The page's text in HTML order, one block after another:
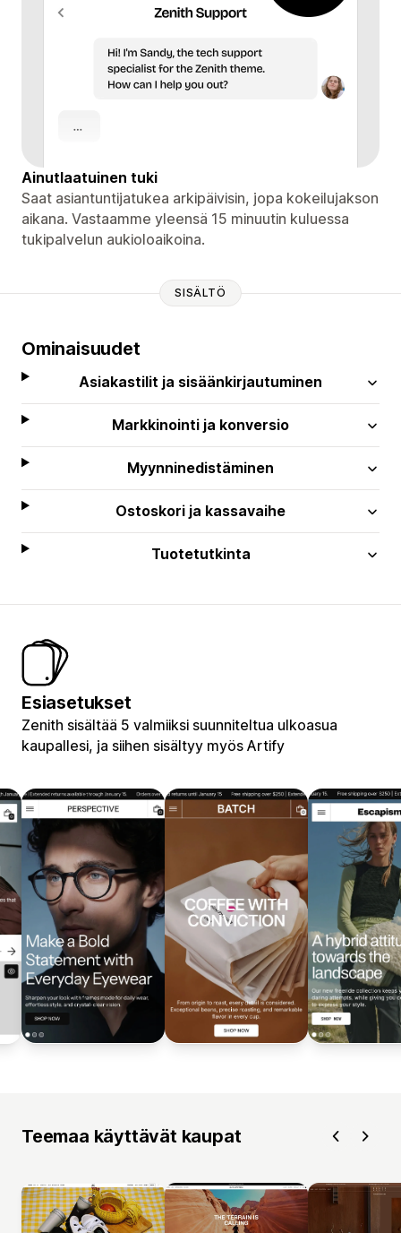
Ainutlaatuinen tuki
Saat asiantuntijatukea arkipäivisin, jopa kokeilujakson
aikana. Vastaamme yleensä 15 minuutin kuluessa
tukipalvelun aukioloaikoina.
SISÄLTÖ
Ominaisuudet
Asiakastilit ja sisäänkirjautuminen
Markkinointi ja konversio
Myynninedistäminen
Ostoskori ja kassavaihe
Tuotetutkinta
Esiasetukset
Zenith sisältää 5 valmiiksi suunniteltua ulkoasua
kaupallesi, ja siihen sisältyy myös Artify
Teemaa käyttävät kaupat